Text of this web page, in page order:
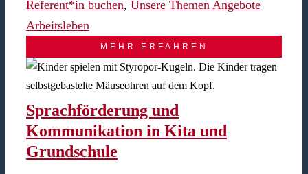
Referent*in buchen, Unsere Themen Angebote
Arbeitsleben
MEHR ERFAHREN
Sprachförderung und
Kommunikation in Kita und
Grundschule